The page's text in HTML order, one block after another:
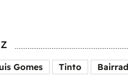
Gomes Tinto